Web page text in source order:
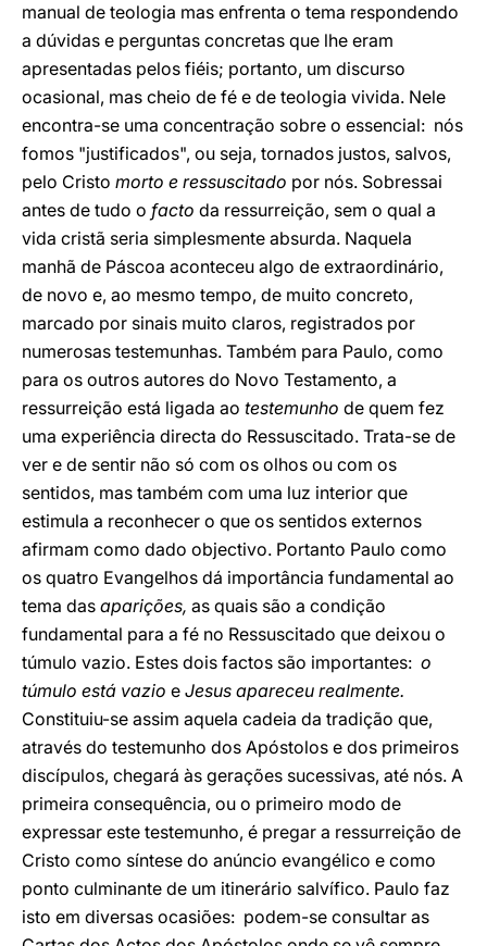
manual de teologia mas enfrenta o tema respondendo
a dúvidas e perguntas concretas que lhe eram
apresentadas pelos fiéis; portanto, um discurso
ocasional, mas cheio de fé e de teologia vivida. Nele
encontra-se uma concentração sobre o essencial: nós
fomos "justificados", ou seja, tornados justos, salvos,
pelo Cristo morto e ressuscitado por nós. Sobressai
antes de tudo o facto da ressurreição, sem o qual a
vida cristã seria simplesmente absurda. Naquela
manhã de Páscoa aconteceu algo de extraordinário,
de novo e, ao mesmo tempo, de muito concreto,
marcado por sinais muito claros, registrados por
numerosas testemunhas. Também para Paulo, como
para os outros autores do Novo Testamento, a
ressurreição está ligada ao testemunho de quem fez
uma experiência directa do Ressuscitado. Trata-se de
ver e de sentir não só com os olhos ou com os
sentidos, mas também com uma luz interior que
estimula a reconhecer o que os sentidos externos
afirmam como dado objectivo. Portanto Paulo como
os quatro Evangelhos dá importância fundamental ao
tema das aparições, as quais são a condição
fundamental para a fé no Ressuscitado que deixou o
túmulo vazio. Estes dois factos são importantes: o
túmulo está vazio e Jesus apareceu realmente.
Constituiu-se assim aquela cadeia da tradição que,
através do testemunho dos Apóstolos e dos primeiros
discípulos, chegará às gerações sucessivas, até nós. A
primeira consequência, ou o primeiro modo de
expressar este testemunho, é pregar a ressurreição de
Cristo como síntese do anúncio evangélico e como
ponto culminante de um itinerário salvífico. Paulo faz
isto em diversas ocasiões: podem-se consultar as